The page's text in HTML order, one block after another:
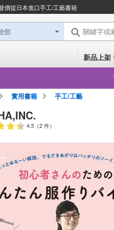
價從日本進口手工/工藝書籍
部 關鍵字或
新品上架
實用書籍 手工/工藝
4.5（2 件）